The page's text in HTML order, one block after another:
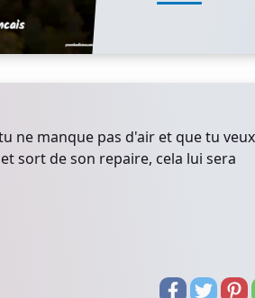
ne manque pas d'air et que tu
sort de son repaire, cela lui sera